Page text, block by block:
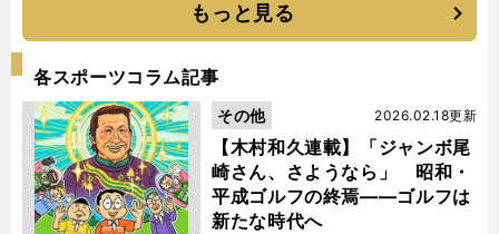
もっと見る
各スポーツコラム記事
【木村和久連載】「ジャンボ尾
崎さん、さようなら」 昭和・
平成ゴルフの終焉――ゴルフは
新たな時代へ
2026.02.18更新
その他